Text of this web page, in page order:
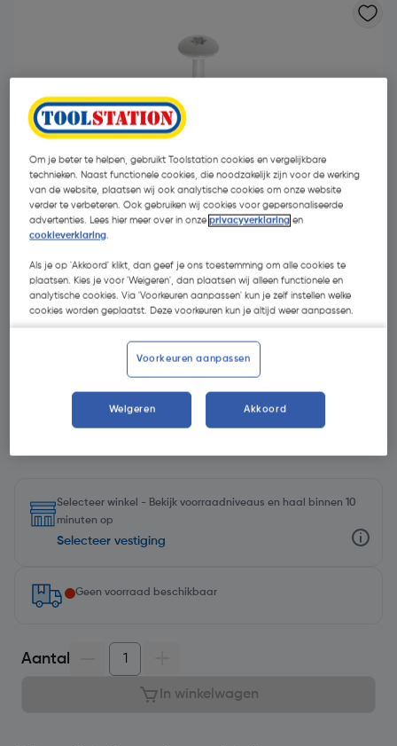
- 9 %
€ 15,74
€ 14,31
Kies productvariant(12)
Selecteer winkel - Bekijk voorraadniveaus en haal binnen 10
minuten op
Selecteer vestiging
Geen voorraad beschikbaar
Aantal
In winkelwagen
Om je beter te helpen, gebruikt Toolstation cookies en vergelijkbare
technieken. Naast functionele cookies, die noodzakelijk zijn voor de werking
van de website, plaatsen wij ook analytische cookies om onze website
verder te verbeteren. Ook gebruiken wij cookies voor gepersonaliseerde
advertenties. Lees hier meer over in onzeprivacyverklaring en
cookieverklaring.
Als je op 'Akkoord' klikt, dan geef je ons toestemming om alle cookies te
plaatsen. Kies je voor 'Weigeren', dan plaatsen wij alleen functionele en
analytische cookies. Via 'Voorkeuren aanpassen' kun je zelf instellen welke
cookies worden geplaatst. Deze voorkeuren kun je altijd weer aanpassen.
Voorkeuren aanpassen
Weigeren Akkoord